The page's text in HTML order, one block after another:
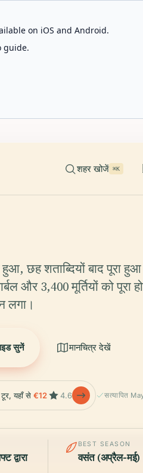
on iOS and Android.
guide.
शहर खोजें ⌘K
छह शताब्दियों बाद पूरा हुआ
और 3,400 मूर्तियों को
लगा।
सुनें मानचित्र देखें
टूर, यहाँ से€12 4.6 सत्यापित
द्वारा
BEST SEASON
वसंत (अप्रैल-मई)